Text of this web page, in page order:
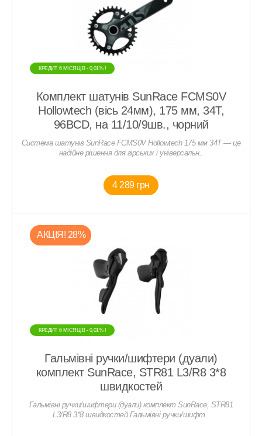
КРЕДИТ 6 МIСЯЦIВ - 0,01% !
Комплект шатунів SunRace FCMS0V
Hollowtech (вісь 24мм), 175 мм, 34T,
96BCD, на 11/10/9шв., чорний
Система шатунів SunRace FCMS0V Hollowtech 175 мм 34T — це
надійне рішення для гірських і універсальн..
4 289 грн
АКЦIЯ! 28%
КРЕДИТ 6 МIСЯЦIВ - 0,01% !
Гальмівні ручки/шифтери (дуали)
комплект SunRace, STR81 L3/R8 3*8
швидкостей
Гальмівні ручки/шифтери (дуали) комплект SunRace, STR81
L3/R8 3*8 швидкостей Гальмівні ручки/шифт..